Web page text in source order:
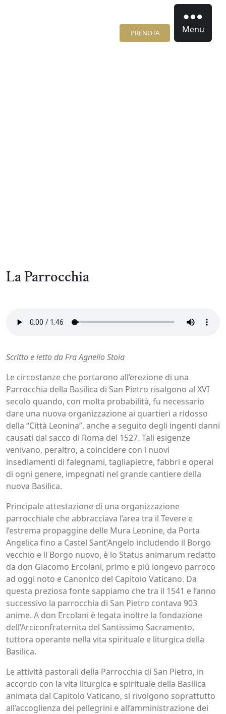
PRENOTA Menu
La Parrocchia
Scritto e letto da Fra Agnello Stoia
Le circostanze che portarono all’erezione di una
Parrocchia della Basilica di San Pietro risalgono al XVI
secolo quando, con molta probabilità, fu necessario
dare una nuova organizzazione ai quartieri a ridosso
della “Città Leonina”, anche a seguito degli ingenti danni
causati dal sacco di Roma del 1527. Tali esigenze
venivano, peraltro, a coincidere con i nuovi
insediamenti di falegnami, tagliapietre, fabbri e operai
di ogni genere, impegnati nel grande cantiere della
nuova Basilica.
Principale attestazione di una organizzazione
parrocchiale che abbracciava l’area tra il Tevere e
l’estrema propaggine delle Mura Leonine, da Porta
Angelica fino a Castel Sant’Angelo includendo il Borgo
vecchio e il Borgo nuovo, è lo Status animarum redatto
da don Giacomo Ercolani, primo e più longevo parroco
ad oggi noto e Canonico del Capitolo Vaticano. Da
questa preziosa fonte sappiamo che tra il 1541 e l’anno
successivo la parrocchia di San Pietro contava 903
anime. A don Ercolani è legata inoltre la fondazione
dell’Arciconfraternita del Santissimo Sacramento,
tuttora operante nella vita spirituale e liturgica della
Basilica.
Le attività pastorali della Parrocchia di San Pietro, in
accordo con la vita liturgica e spirituale della Basilica
animata dal Capitolo Vaticano, si rivolgono soprattutto
all’accoglienza dei pellegrini e all’amministrazione dei